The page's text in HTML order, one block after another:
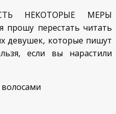
НЕКОТОРЫЕ МЕРЫ
перестать читать
девушек, которые пишут
если вы нарастили